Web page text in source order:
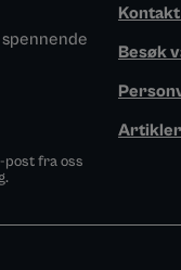
post fra oss
Besøk
Artikler